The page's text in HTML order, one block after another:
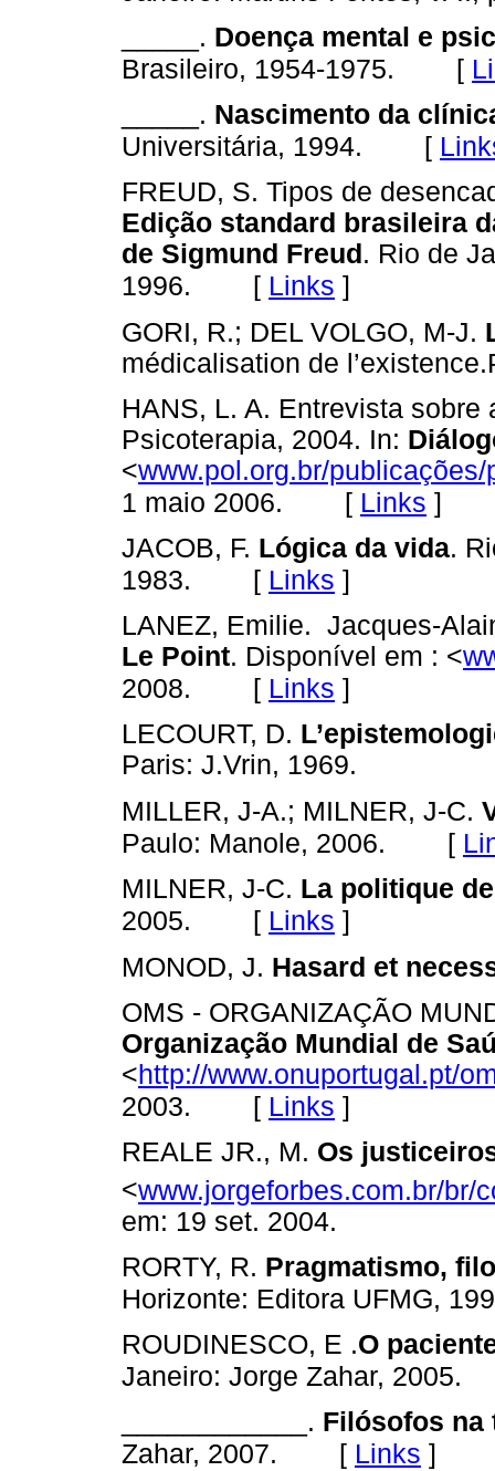
_____. Doença mental e
Brasileiro, 1954-1975. [
_____. Nascimento da
Universitária, 1994. [
FREUD, S. Tipos de
Edição standard brasileira
de Sigmund Freud . Rio de
1996. [ Links ]
GORI, R.; DEL VOLGO, M-J.
médicalisation de
HANS, L. A. Entrevista
Psicoterapia, 2004. In:
<www.pol.org.br/
1 maio 2006. [ Links ]
JACOB, F. Lógica da vida.
1983. [ Links ]
LANEZ, Emilie. Jacques-
Le Point. Disponível em : <
2008. [ Links ]
LECOURT, D.
Paris: J.Vrin, 1969.
MILLER, J-A.; MILNER, J-C.
Paulo: Manole, 2006. [
MILNER, J-C. La politique
2005. [ Links ]
MONOD, J. Hasard et
OMS - ORGANIZAÇÃO
Organização Mundial de
<http://www.onuportugal.pt/
2003. [ Links ]
REALE JR., M. Os
<www.jorgeforbes.com.br/br/
em: 19 set. 2004.
RORTY, R. Pragmatismo,
Horizonte: Editora UFMG,
ROUDINESCO, E .O
Janeiro: Jorge Zahar, 2005.
____________. Filósofos na
Zahar, 2007. [ Links ]